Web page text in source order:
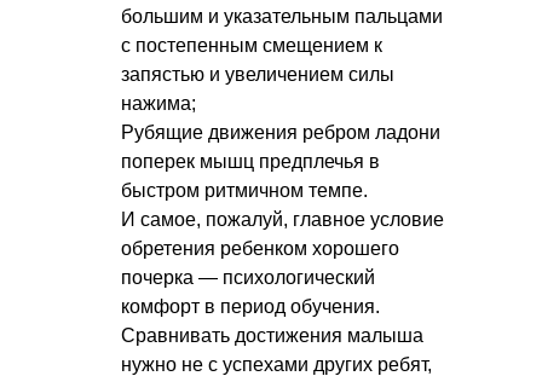
большим и указательным пальцами
с постепенным смещением к
запястью и увеличением силы
нажима;
Рубящие движения ребром ладони
поперек мышц предплечья в
быстром ритмичном темпе.
И самое, пожалуй, главное условие
обретения ребенком хорошего
почерка — психологический
комфорт в период обучения.
Сравнивать достижения малыша
нужно не с успехами других ребят,